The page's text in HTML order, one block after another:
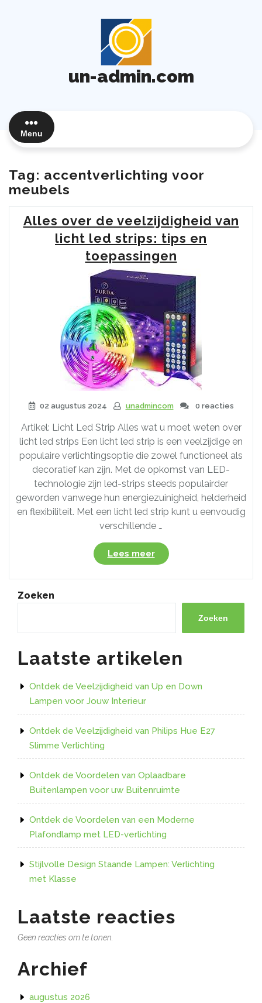
un-admin.com
Menu
Tag: accentverlichting voor
meubels
Alles over de veelzijdigheid van
licht led strips: tips en
toepassingen
02 augustus 2024 unadmincom 0 reacties
Artikel: Licht Led Strip Alles wat u moet weten over
licht led strips Een licht led strip is een veelzijdige en
populaire verlichtingsoptie die zowel functioneel als
decoratief kan zijn. Met de opkomst van LED-
technologie zijn led-strips steeds populairder
geworden vanwege hun energiezuinigheid, helderheid
en flexibiliteit. Met een licht led strip kunt u eenvoudig
verschillende …
Lees meer“Alles
over
de
van
led
tips
toepassingen”
Zoeken
Zoeken
Laatste artikelen
Ontdek de Veelzijdigheid van Up en Down
Lampen voor Jouw Interieur
Ontdek de Veelzijdigheid van Philips Hue E27
Slimme Verlichting
Ontdek de Voordelen van Oplaadbare
Buitenlampen voor uw Buitenruimte
Ontdek de Voordelen van een Moderne
Plafondlamp met LED-verlichting
Stijlvolle Design Staande Lampen: Verlichting
met Klasse
Laatste reacties
Geen reacties om te tonen.
Archief
augustus 2026